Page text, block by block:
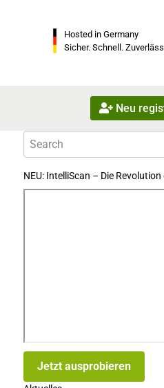
Hosted in Germany
Sicher. Schnell.
Neu
NEU: IntelliScan – Die
Jetzt ausprobieren